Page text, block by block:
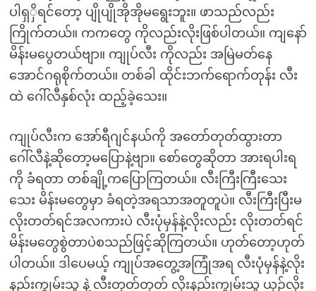
ပါရှှိရင်တော့ ပျိုပျိုအိုအိုမရွေးဘူး။ ဖာသည်လည်း
ကြိုက်တယ်။ ကကတွေ ကိုလည်းလိုးဖြစ်ပါတယ်။ ကျနော်
မိန်းမပွေတယ်ဗျာ။ ကျုပ်လီး ကိုလည်း အမြဲမတ်နေ
အောင်ဂရုစိုက်တယ်။ တစ်ခါ ထိုင်းဘက်ရောက်တုန်း လီး
ထဲ ဂေါ်လီနှစ်လုံး ထည့်ခဲ့သေး။
ကျုပ်လီးက အော်ရီဂျင်နယ်ကို အတော်တုတ်ထွားတာ
ဂေါ်လီနဲ့ဆိုတော့မပြောနဲ့ဗျာ။ စော်တွေဆိုတာ အားရပါးရ
ကို ခံရတာ တစ်ချို့ကပြောကြတယ်။ လီးကြီးကြီးသေး
သေး မိန်းမတွေမှာ ခံရတဲ့အရသာအတူတူပဲ။ လီးကြီးပြီးမ
လိုးတတ်ရင်အလကားပဲ လီးပုံမှန်နဲ့လိုးလည်း လိုးတတ်ရင်
မိန်းမတွေစွဲတာပဲစသည်ဖြင့်ဆိုကြတယ်။ ဟုတ်တော့ဟုတ်
ပါတယ်။ ဒါပေမယ့် ကျုပ်အတွေ့အကြုံအရ လီးပုံမှန်နဲ့လိုး
နည်းကျွမ်းသူ နဲ့ လီးတုတ်တုတ် လိုးနည်းကျွမ်းသူ ယှဉ်လိုး